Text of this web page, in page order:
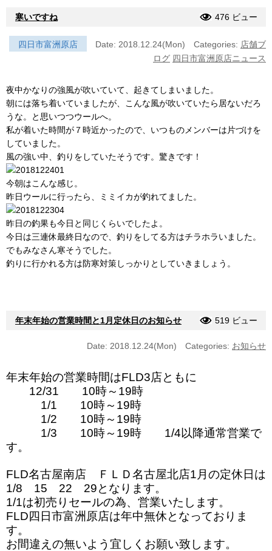
寒いですね 476 ビュー
四日市富洲原店 Date: 2018.12.24(Mon) Categories: 店舗ブ
ログ 四日市富洲原店ニュース
夜中かなりの強風が吹いていて、起きてしまいました。
朝には落ち着いていましたが、こんな風が吹いていたら居ないだろ
うな。と思いつつウールへ。
私が着いた時間が７時近かったので、いつものメンバーは片づけを
していました。
風の強い中、釣りをしていたそうです。驚きです！
今朝はこんな感じ。
昨日ウールに行ったら、ミミイカが釣れてました。
昨日の釣果も今日と同じくらいでしたよ。
今日は三連休最終日なので、釣りをしてる方はチラホラいました。
でもみなさん寒そうでした。
釣りに行かれる方は防寒対策しっかりとしていきましょう。
年末年始の営業時間と1月定休日のお知らせ 519 ビュー
Date: 2018.12.24(Mon) Categories: お知らせ
年末年始の営業時間はFLD3店ともに
12/31 10時～19時
1/1 10時～19時
1/2 10時～19時
1/3 10時～19時 1/4以降通常営業で
す。
FLD名古屋南店 ＦＬＤ名古屋北店1月の定休日は
1/8 15 22 29となります。
1/1は初売りセールの為、営業いたします。
FLD四日市富洲原店は年中無休となっておりま
す。
お間違えの無いよう宜しくお願い致します。